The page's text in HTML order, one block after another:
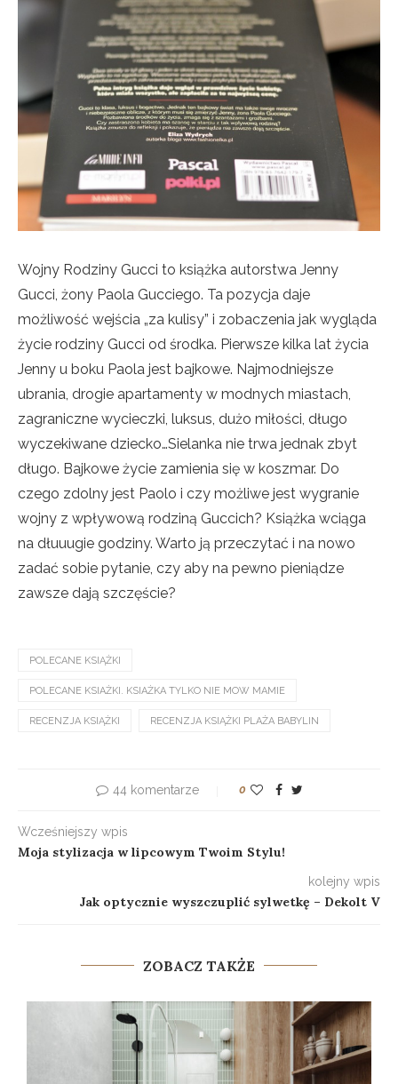
Wojny Rodziny Gucci to książka autorstwa Jenny
Gucci, żony Paola Gucciego. Ta pozycja daje
możliwość wejścia „za kulisy” i zobaczenia jak wygląda
życie rodziny Gucci od środka. Pierwsze kilka lat życia
Jenny u boku Paola jest bajkowe. Najmodniejsze
ubrania, drogie apartamenty w modnych miastach,
zagraniczne wycieczki, luksus, dużo miłości, długo
wyczekiwane dziecko…Sielanka nie trwa jednak zbyt
długo. Bajkowe życie zamienia się w koszmar. Do
czego zdolny jest Paolo i czy możliwe jest wygranie
wojny z wpływową rodziną Guccich? Książka wciąga
na dłuuugie godziny. Warto ją przeczytać i na nowo
zadać sobie pytanie, czy aby na pewno pieniądze
zawsze dają szczęście?
POLECANE KSIĄŻKI
POLECANE KSIAŻKI. KSIAŻKA TYLKO NIE MOW MAMIE
RECENZJA KSIĄŻKI RECENZJA KSIĄŻKI PLAŻA BABYLIN
44 komentarze 0
Wcześniejszy wpis
Moja stylizacja w lipcowym Twoim Stylu!
kolejny wpis
Jak optycznie wyszczuplić sylwetkę – Dekolt V
ZOBACZ TAKŻE